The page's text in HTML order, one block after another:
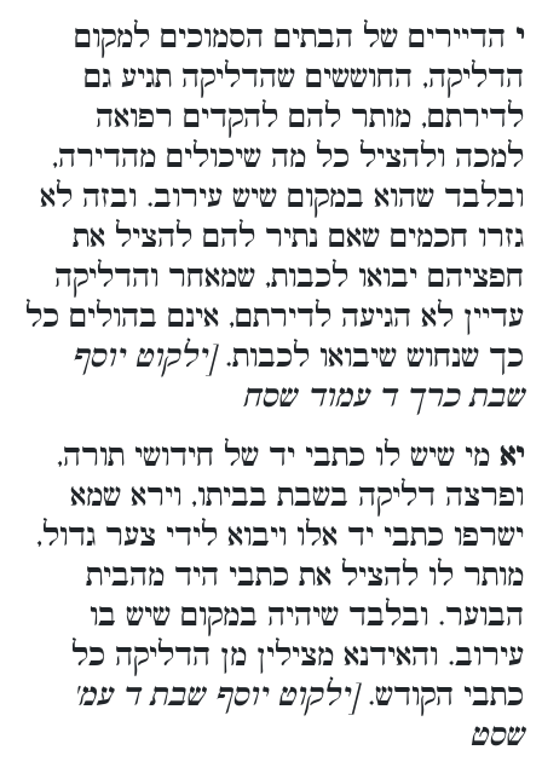
י הדיירים של הבתים הסמוכים למקום
הדליקה, החוששים שהדליקה תגיע גם
לדירתם, מותר להם להקדים רפואה
למכה ולהציל כל מה שיכולים מהדירה,
ובלבד שהוא במקום שיש עירוב. ובזה לא
גזרו חכמים שאם נתיר להם להציל את
חפציהם יבואו לכבות, שמאחר והדליקה
עדיין לא הגיעה לדירתם, אינם בהולים כל
כך שנחוש שיבואו לכבות.[ילקוט יוסף
שבת כרך ד עמוד שסח
יא מי שיש לו כתבי יד של חידושי תורה,
ופרצה דליקה בשבת בביתו, וירא שמא
ישרפו כתבי יד אלו ויבוא לידי צער גדול,
מותר לו להציל את כתבי היד מהבית
הבוער. ובלבד שיהיה במקום שיש בו
עירוב. והאידנא מצילין מן הדליקה כל
כתבי הקודש.[ילקוט יוסף שבת ד עמ'
שסט